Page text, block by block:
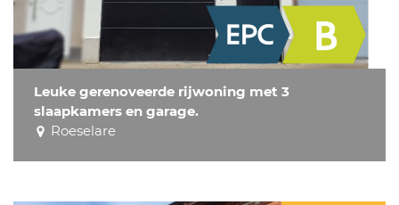
Leuke gerenoveerde rijwoning met 3
slaapkamers en garage.
Roeselare